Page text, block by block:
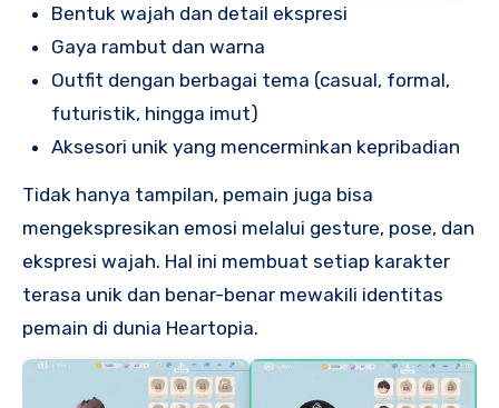
Bentuk wajah dan detail ekspresi
Gaya rambut dan warna
Outfit dengan berbagai tema (casual, formal,
futuristik, hingga imut)
Aksesori unik yang mencerminkan kepribadian
Tidak hanya tampilan, pemain juga bisa
mengekspresikan emosi melalui gesture, pose, dan
ekspresi wajah. Hal ini membuat setiap karakter
terasa unik dan benar-benar mewakili identitas
pemain di dunia Heartopia.